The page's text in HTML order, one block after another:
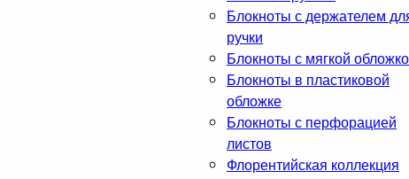
Блокноты с держателем
ручки
Блокноты с мягкой
Блокноты в пластиковой
обложке
Блокноты с перфорацией
листов
Флорентийская коллекция